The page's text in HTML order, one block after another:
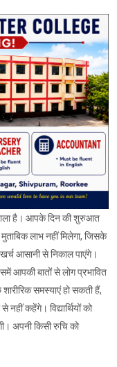
है। आपके दिन की शुरुआत
लाभ नहीं मिलेगा, जिसके
आसानी से निकाल पाएंगे।
आपकी बातों से लोग प्रभावित
समस्याएं हो सकती हैं,
कहेंगे। विद्यार्थियों को
अपनी किसी रुचि को